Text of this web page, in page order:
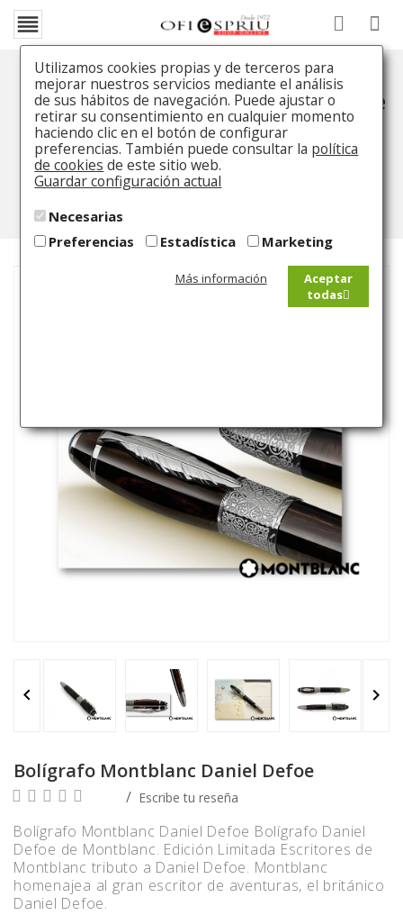

Bolígrafo Montblanc Daniel Defoe
Inicio Catálogo Bolígrafo
Bolígrafo Montblanc
Daniel Defoe
 
Bolígrafo Montblanc Daniel Defoe
Escribe tu reseña
Bolígrafo Montblanc Daniel Defoe Bolígrafo Daniel
Defoe de Montblanc. Edición Limitada Escritores de
Montblanc tributo a Daniel Defoe. Montblanc
homenajea al gran escritor de aventuras, el británico
Daniel Defoe.
Utilizamos cookies propias y de terceros para
mejorar nuestros servicios mediante el análisis
de sus hábitos de navegación. Puede ajustar o
retirar su consentimiento en cualquier momento
haciendo clic en el botón de configurar
preferencias. También puede consultar la política
de cookies de este sitio web.
Guardar configuración actual
Necesarias
Preferencias
Estadística Marketing
Más información
Aceptar
todas